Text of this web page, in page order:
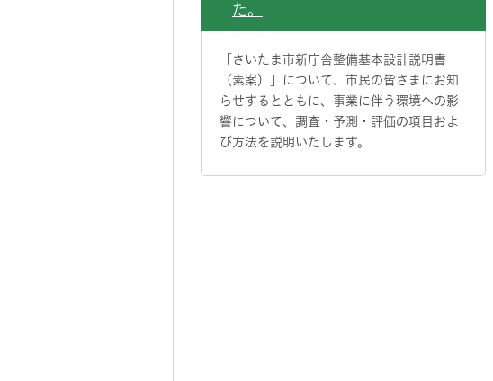
た。
「さいたま市新庁舎整備基本設計説明書
（素案）」について、市民の皆さまにお知
らせするとともに、事業に伴う環境への影
響について、調査・予測・評価の項目およ
び方法を説明いたします。